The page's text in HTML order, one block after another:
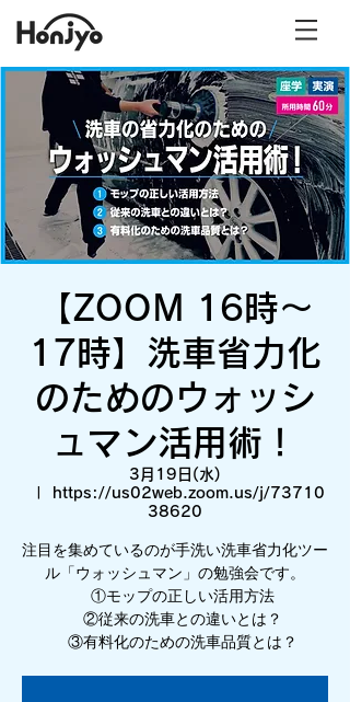
【ZOOM 16時〜
17時】洗車省力化
のためのウォッシ
ュマン活用術！
3月19日(水)
https://us02web.zoom.us/j/73710
38620
注目を集めているのが手洗い洗車省力化ツー
ル「ウォッシュマン」の勉強会です。
①モップの正しい活用方法
②従来の洗車との違いとは？
③有料化のための洗車品質とは？